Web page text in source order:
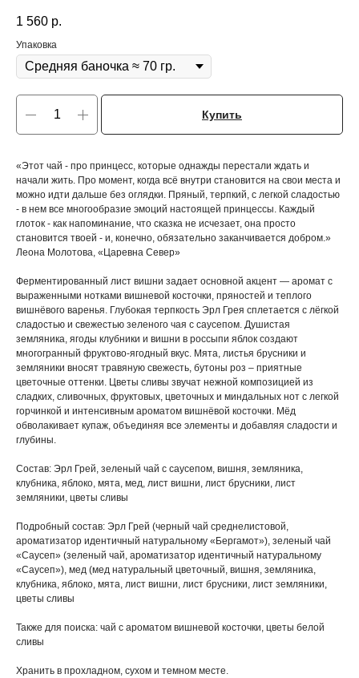
1 560 р.
Упаковка
Купить
«Этот чай - про принцесс, которые однажды перестали ждать и
начали жить. Про момент, когда всё внутри становится на свои места и
можно идти дальше без оглядки. Пряный, терпкий, с легкой сладостью
- в нем все многообразие эмоций настоящей принцессы. Каждый
глоток - как напоминание, что сказка не исчезает, она просто
становится твоей - и, конечно, обязательно заканчивается добром.»
Леона Молотова, «Царевна Север»
Ферментированный лист вишни задает основной акцент — аромат с
выраженными нотками вишневой косточки, пряностей и теплого
вишнёвого варенья. Глубокая терпкость Эрл Грея сплетается с лёгкой
сладостью и свежестью зеленого чая с саусепом. Душистая
земляника, ягоды клубники и вишни в россыпи яблок создают
многогранный фруктово-ягодный вкус. Мята, листья брусники и
земляники вносят травяную свежесть, бутоны роз – приятные
цветочные оттенки. Цветы сливы звучат нежной композицией из
сладких, сливочных, фруктовых, цветочных и миндальных нот с легкой
горчинкой и интенсивным ароматом вишнёвой косточки. Мёд
обволакивает купаж, объединяя все элементы и добавляя сладости и
глубины.
Состав: Эрл Грей, зеленый чай с саусепом, вишня, земляника,
клубника, яблоко, мята, мед, лист вишни, лист брусники, лист
земляники, цветы сливы
Подробный состав: Эрл Грей (черный чай среднелистовой,
ароматизатор идентичный натуральному «Бергамот»), зеленый чай
«Саусеп» (зеленый чай, ароматизатор идентичный натуральному
«Саусеп»), мед (мед натуральный цветочный, вишня, земляника,
клубника, яблоко, мята, лист вишни, лист брусники, лист земляники,
цветы сливы
Также для поиска: чай с ароматом вишневой косточки, цветы белой
сливы
Хранить в прохладном, сухом и темном месте.